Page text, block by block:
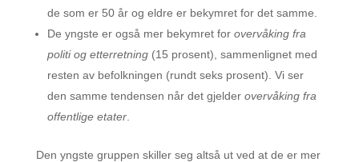
de som er 50 år og eldre er bekymret for det samme.
De yngste er også mer bekymret for overvåking fra
politi og etterretning(15 prosent), sammenlignet med
resten av befolkningen (rundt seks prosent). Vi ser
den samme tendensen når det gjelder overvåking fra
offentlige etater.
Den yngste gruppen skiller seg altså ut ved at de er mer